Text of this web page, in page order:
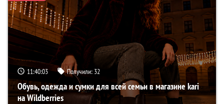
11:40:02 Получили: 32
Обувь, одежда и сумки для всей семьи в магазине kari
на Wildberries